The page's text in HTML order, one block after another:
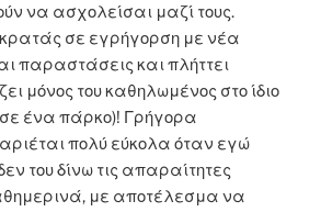
να ασχολείσαι μαζί τους.
σε εγρήγορση με νέα
παραστάσεις και πλήττει
μόνος του καθηλωμένος στο ίδιο
ένα πάρκο)! Γρήγορα
πολύ εύκολα όταν εγώ
του δίνω τις απαραίτητες
με αποτέλεσμα να